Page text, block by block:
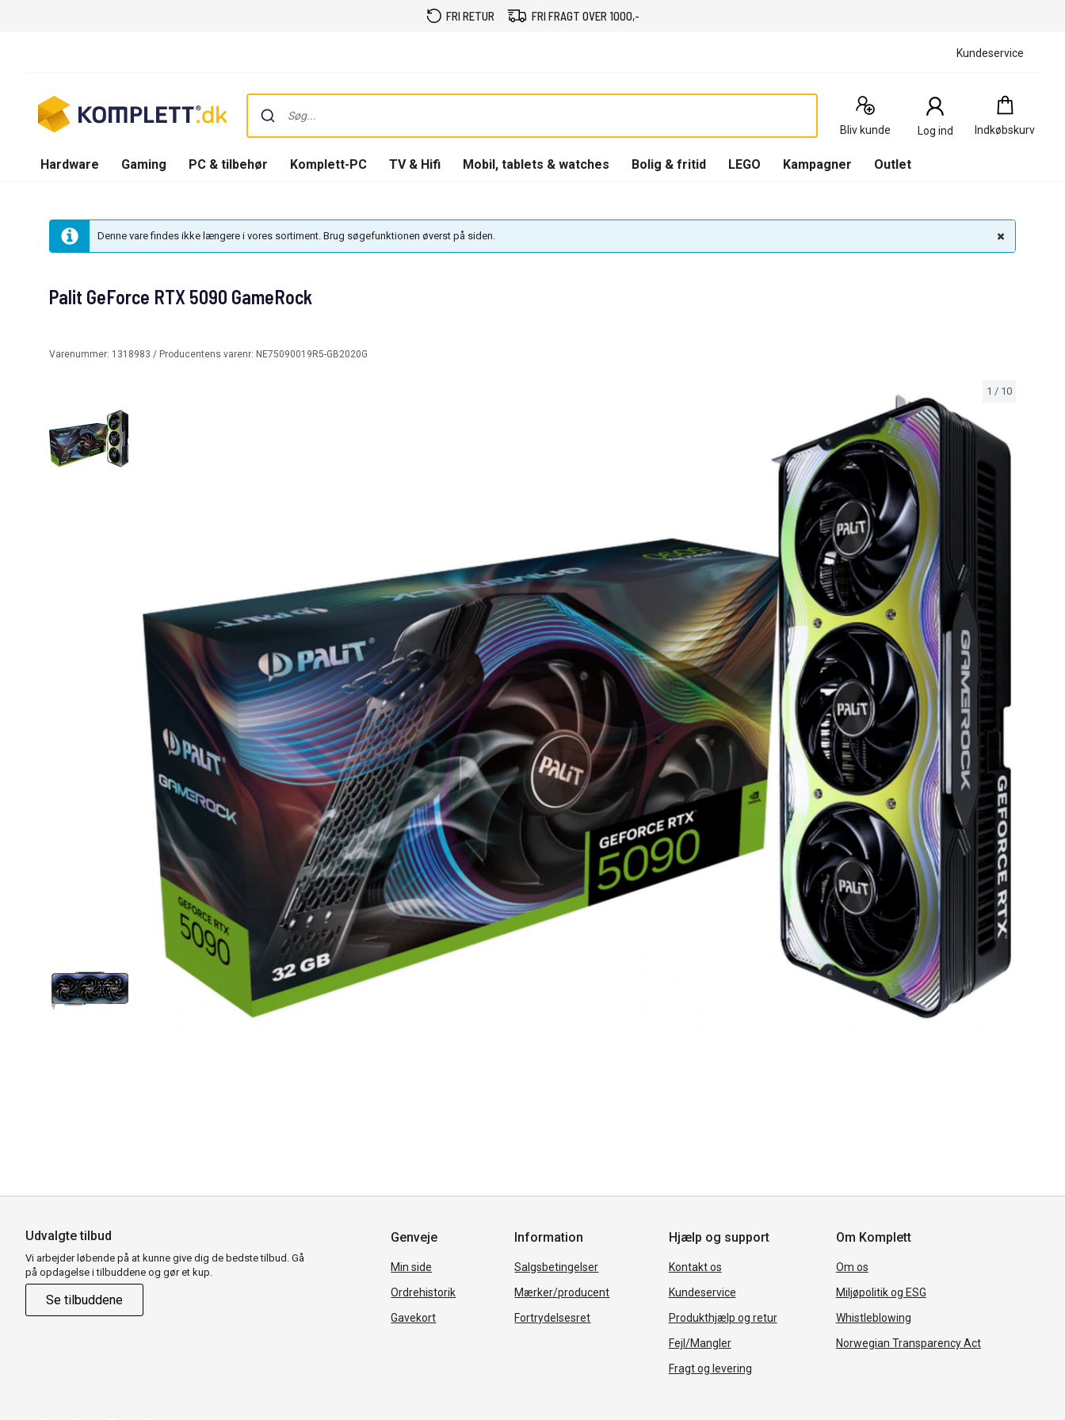
FRI RETUR FRI FRAGT OVER 1000,-
Kundeservice
Bliv kunde Log ind Indkøbskurv
Indkøbskurv
0
Produkter
Hardware Gaming PC & tilbehør Komplett-PC TV & Hifi Mobil, tablets & watches Bolig & fritid LEGO Kampagner Outlet
Denne vare findes ikke længere i vores sortiment. Brug søgefunktionen øverst på siden.
1 / 10
Palit GeForce RTX 5090 GameRock
Varenummer: 1318983 / Producentens varenr: NE75090019R5-GB2020G
Udvalgte tilbud
Vi arbejder løbende på at kunne give dig de bedste tilbud. Gå
på opdagelse i tilbuddene og gør et kup.
Se tilbuddene
Genveje
Min side
Ordrehistorik
Gavekort
Information
Salgsbetingelser
Mærker/producent
Fortrydelsesret
Hjælp og support
Kontakt os
Kundeservice
Produkthjælp og retur
Fejl/Mangler
Fragt og levering
Om Komplett
Om os
Miljøpolitik og ESG
Whistleblowing
Norwegian Transparency Act